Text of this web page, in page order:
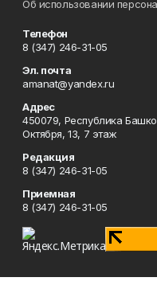
Об использовании
Телефон
8 (347) 246-31-05
Эл. почта
amanat@yandex.ru
Адрес
450079, Республика
Октября, 13, 7 этаж
Редакция
8 (347) 246-31-05
Приемная
8 (347) 246-31-05